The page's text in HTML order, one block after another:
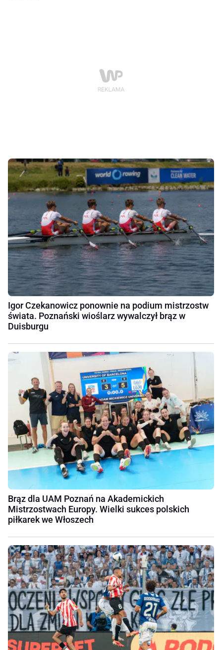
Igor Czekanowicz ponownie na podium mistrzostw
świata. Poznański wioślarz wywalczył brąz w
Duisburgu
Brąz dla UAM Poznań na Akademickich
Mistrzostwach Europy. Wielki sukces polskich
piłkarek we Włoszech